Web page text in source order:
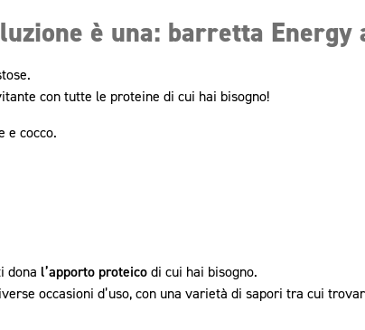
è una: barretta Energy
con tutte le proteine di cui hai bisogno!
e cocco.
dona l’apporto proteicodi cui hai bisogno.
occasioni d’uso, con una varietà di sapori tra cui